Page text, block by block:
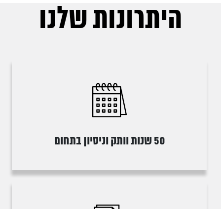
היתרונות שלנו
50 שנות וותק וניסיון בתחום